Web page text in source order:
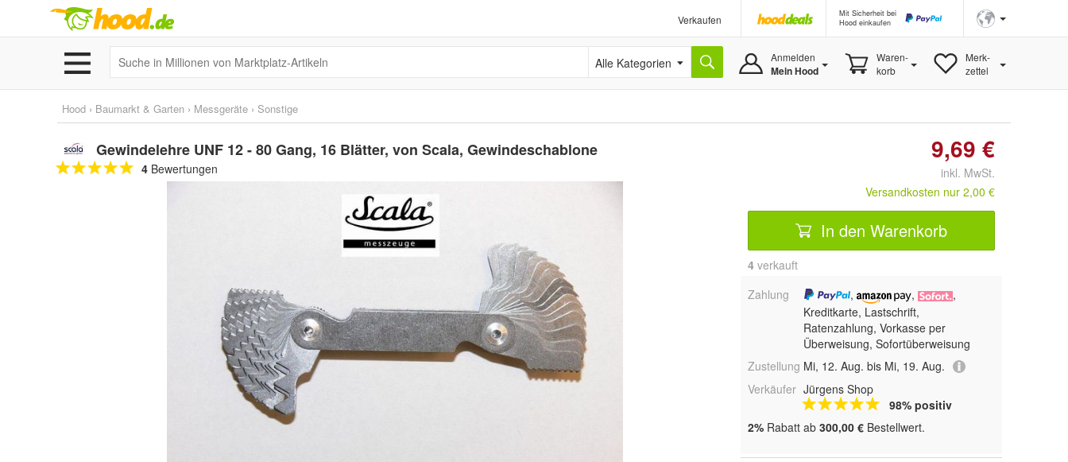
Verkaufen
Mit Sicherheit bei
Hood einkaufen
Alle Kategorien Anmelden
Mein Hood
Waren-
korb
Merk-
zettel
Hood › Baumarkt & Garten › Messgeräte › Sonstige
Gewindelehre UNF 12 - 80 Gang, 16 Blätter, von Scala, Gewindeschablone
4 Bewertungen
9,69 €
inkl. MwSt.
Versandkosten nur 2,00 €
In den Warenkorb
4 verkauft
Zahlung
, ,
,
Kreditkarte, Lastschrift,
Ratenzahlung, Vorkasse per
Überweisung, Sofortüberweisung
Zustellung Mi, 12. Aug. bis Mi, 19. Aug.
Verkäufer Jürgens Shop
98% positiv
2% Rabatt ab 300,00 € Bestellwert.